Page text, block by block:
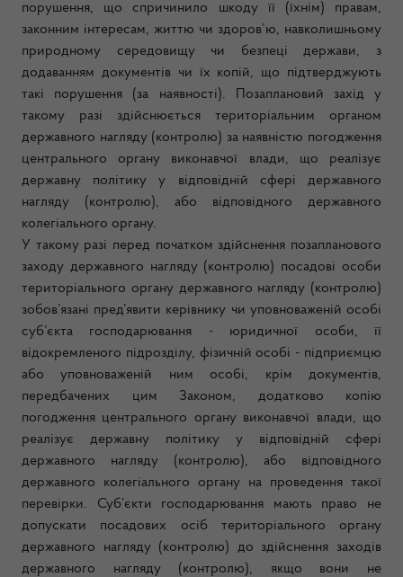
порушення, що спричинило шкоду її (їхнім) правам,
законним інтересам, життю чи здоров’ю, навколишньому
природному середовищу чи безпеці держави, з
додаванням документів чи їх копій, що підтверджують
такі порушення (за наявності). Позаплановий захід у
такому разі здійснюється територіальним органом
державного нагляду (контролю) за наявністю погодження
центрального органу виконавчої влади, що реалізує
державну політику у відповідній сфері державного
нагляду (контролю), або відповідного державного
колегіального органу.
У такому разі перед початком здійснення позапланового
заходу державного нагляду (контролю) посадові особи
територіального органу державного нагляду (контролю)
зобов’язані пред’явити керівнику чи уповноваженій особі
суб’єкта господарювання - юридичної особи, її
відокремленого підрозділу, фізичній особі - підприємцю
або уповноваженій ним особі, крім документів,
передбачених цим Законом, додатково копію
погодження центрального органу виконавчої влади, що
реалізує державну політику у відповідній сфері
державного нагляду (контролю), або відповідного
державного колегіального органу на проведення такої
перевірки. Суб’єкти господарювання мають право не
допускати посадових осіб територіального органу
державного нагляду (контролю) до здійснення заходів
державного нагляду (контролю), якщо вони не